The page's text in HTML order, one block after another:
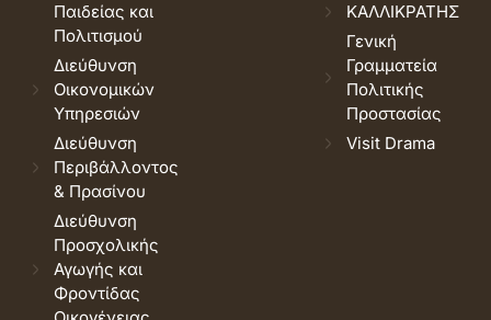
Παιδείας και
Πολιτισμού
Διεύθυνση
Οικονομικών
Υπηρεσιών
Διεύθυνση
Περιβάλλοντος
& Πρασίνου
Διεύθυνση
Προσχολικής
Αγωγής και
Φροντίδας
ΚΑΛΛΙΚΡΑΤΗΣ
Γενική
Γραμματεία
Πολιτικής
Προστασίας
Visit Drama